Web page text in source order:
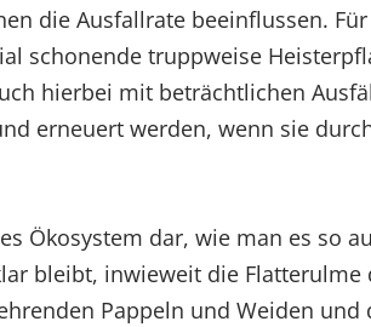
die Ausfallrate beeinflussen.
schonende truppweise
hierbei mit beträchtlichen
erneuert werden, wenn sie
Ökosystem dar, wie man es so
bleibt, inwieweit die Flatterulme
Pappeln und Weiden und